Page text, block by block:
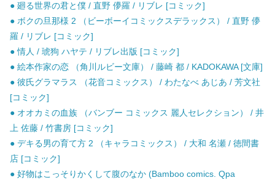
● 廻る世界の君と僕 / 直野 儚羅 / リブレ [コミック]
● ボクの旦那様 2 （ビーボーイコミックスデラックス） / 直野 儚
羅 / リブレ [コミック]
● 情人 / 琥狗 ハヤテ / リブレ出版 [コミック]
● 絵本作家の恋 （角川ルビー文庫） / 藤崎 都 / KADOKAWA [文庫]
● 彼氏グラマラス （花音コミックス） / わたなべ あじあ / 芳文社
[コミック]
● オオカミの血族 （バンブー コミックス 麗人セレクション） / 井
上 佐藤 / 竹書房 [コミック]
● デキる男の育て方 2 （キャラコミックス） / 大和 名瀬 / 徳間書
店 [コミック]
● 好物はこっそりかくして腹のなか (Bamboo comics. Qpa